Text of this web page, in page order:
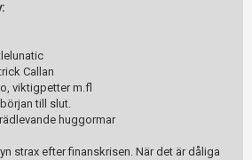
Callan
viktigpetter m.fl
till slut.
huggormar
strax efter finanskrisen. När det är dåliga